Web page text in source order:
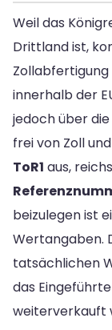
Weil das
Drittland ist,
Zollabfertigung
innerhalb der
jedoch über die
frei von Zoll
ToR1 aus,
beizulegen ist
Wertangaben.
tatsächlichen
das
weiterverkauft